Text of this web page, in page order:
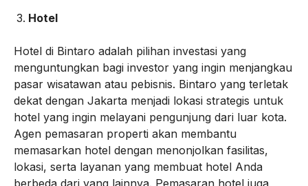
Hotel
Hotel di Bintaro adalah pilihan investasi yang
menguntungkan bagi investor yang ingin menjangkau
pasar wisatawan atau pebisnis. Bintaro yang terletak
dekat dengan Jakarta menjadi lokasi strategis untuk
hotel yang ingin melayani pengunjung dari luar kota.
Agen pemasaran properti akan membantu
memasarkan hotel dengan menonjolkan fasilitas,
lokasi, serta layanan yang membuat hotel Anda